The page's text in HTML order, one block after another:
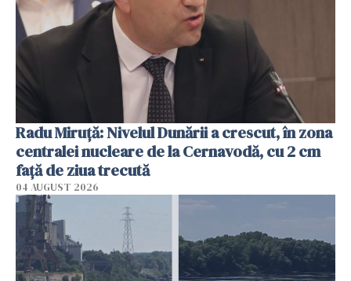
Radu Miruţă: Nivelul Dunării a crescut, în zona
centralei nucleare de la Cernavodă, cu 2 cm
faţă de ziua trecută
04 AUGUST 2026